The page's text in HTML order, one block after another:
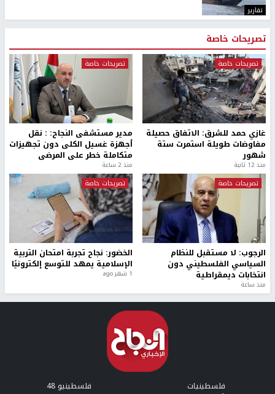
تقارير
تصريحات خاصة
تصريحات خاصة
غازي حمد للشرق: الاتفاق حصيلة
مفاوضات طويلة استمرت ستة
شهور
منذ 12 ثانية
تصريحات خاصة
مدير مستشفى النجاح: : نقل
أجهزة غسيل الكلى دون تجهيزات
متكاملة خطر على المرضى
منذ 2 ساعة
تصريحات خاصة
الرجوب: لا مستقبل للنظام
السياسي الفلسطيني دون
انتخابات ديمقراطية
منذ ساعة
تصريحات خاصة
الخضور: نجاح تجربة امتحان التربية
الإسلامية يمهد للتوسع إلكترونيًا
1 شهر ago
فلسطينيات فلسطينيو 48